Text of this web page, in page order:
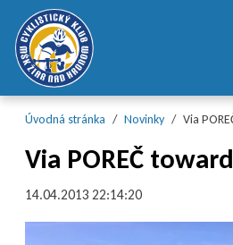
Preskočiť na obsah
Preskočiť na hlavné menu
Úvodná stránka Novinky Via
Via POREČ
14.04.2013 22:14:20